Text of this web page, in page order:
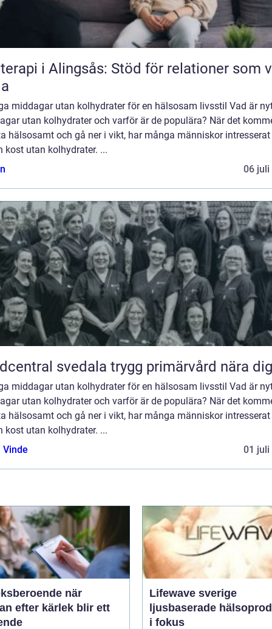
i Alingsås: Stöd för relationer som
middagar utan kolhydrater för en hälsosam livsstil Vad är
utan kolhydrater och varför är de populära? När det
hälsosamt och gå ner i vikt, har många människor
kost utan kolhydrater. ...
06 juli
Vårdcentral svedala trygg primärvård nära dig
middagar utan kolhydrater för en hälsosam livsstil Vad är
utan kolhydrater och varför är de populära? När det
hälsosamt och gå ner i vikt, har många människor
kost utan kolhydrater. ...
Vinde
01 juli
när
efter kärlek blir ett
Lifewave sverige
ljusbaserade
i fokus